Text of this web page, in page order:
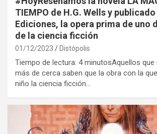
TIEMPO de H.G. Wells y
Ediciones, la opera prima de uno
de la ciencia ficción
01/12/2023 Distópolis
Tiempo de lectura: 4 minutosAquellos
más de cerca saben que la obra con la
niño la ciencia ficción…